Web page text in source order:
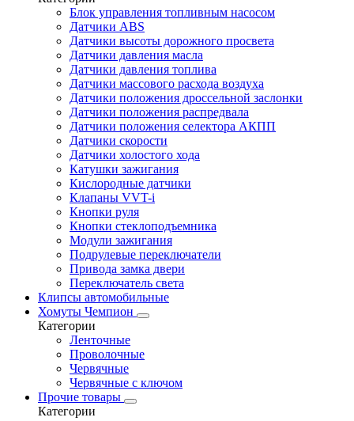
Блок управления топливным насосом
Датчики ABS
Датчики высоты дорожного просвета
Датчики давления масла
Датчики давления топлива
Датчики массового расхода воздуха
Датчики положения дроссельной заслонки
Датчики положения распредвала
Датчики положения селектора АКПП
Датчики скорости
Датчики холостого хода
Катушки зажигания
Кислородные датчики
Клапаны VVT-i
Кнопки руля
Кнопки стеклоподъемника
Модули зажигания
Подрулевые переключатели
Привода замка двери
Переключатель света
Клипсы автомобильные
Хомуты Чемпион
Категории
Ленточные
Проволочные
Червячные
Червячные с ключом
Прочие товары
Категории